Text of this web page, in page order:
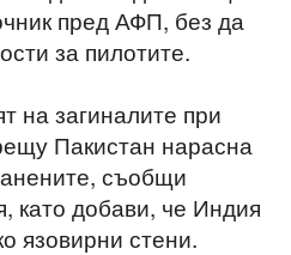
пред АФП, без да
за пилотите.
на загиналите при
Пакистан нарасна
съобщи
като добави, че Индия
язовирни стени.